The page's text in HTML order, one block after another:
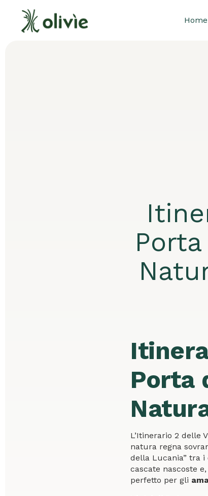
Home
Porta
L’Itinerario 2 delle
natura regna
della Lucania” tra i
cascate nascoste
perfetto per gli